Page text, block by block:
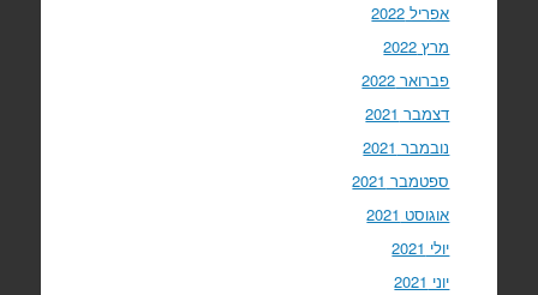
אפריל 2022
מרץ 2022
פברואר 2022
דצמבר 2021
נובמבר 2021
ספטמבר 2021
אוגוסט 2021
יולי 2021
יוני 2021